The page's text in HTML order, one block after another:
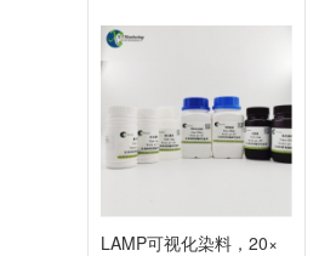
LAMP可视化染料，20×